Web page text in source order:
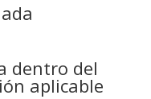
dentro del
aplicable